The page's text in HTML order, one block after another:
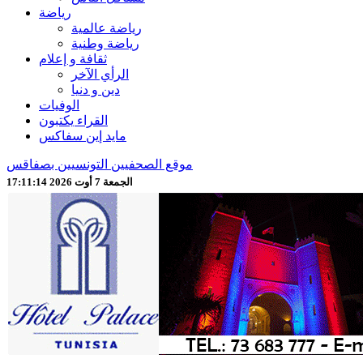
رياضة
رياضة عالمية
رياضة وطنية
ثقافة و إعلام
الرأي الآخر
دين و دنيا
الوفيات
القراء يكتبون
مايد إين سفاكس
موقع الصحفيين التونسيين بصفاقس
الجمعة 7 أوت 2026 17:11:16